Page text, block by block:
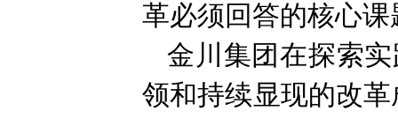
革必须回答的核心
金川集团在探索
领和持续显现的改